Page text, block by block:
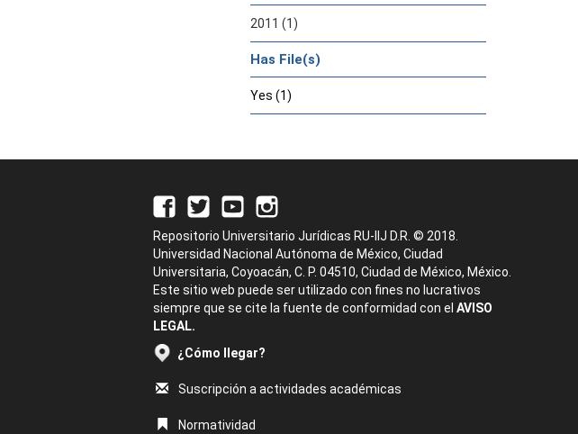
2011 (1)
Has File(s)
Yes (1)
Repositorio Universitario Jurídicas RU-IIJ D.R. © 2018.
Universidad Nacional Autónoma de México, Ciudad
Universitaria, Coyoacán, C. P. 04510, Ciudad de México, México.
Este sitio web puede ser utilizado con fines no lucrativos
siempre que se cite la fuente de conformidad con el AVISO
LEGAL.
¿Cómo llegar?
Suscripción a actividades académicas
Normatividad